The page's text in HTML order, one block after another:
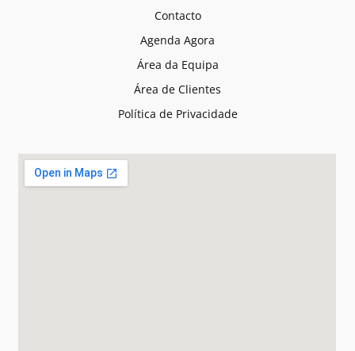
Contacto
Agenda Agora
Área da Equipa
Área de Clientes
Política de Privacidade